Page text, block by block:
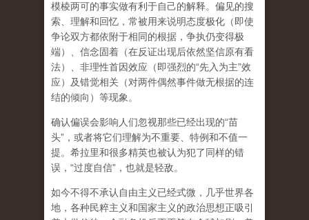
模棱两可的事实做有利于自己的解释。偏见的搜
索、理解和回忆，常被用来说明态度极化（即使
争论双方都依附于相同的根据，争执仍变得极
端）、信念固着（在反证出现后依然坚信原有看
法）、非理性首因效应（即强烈的“先入为主”效
应）及错觉相关（对两件偶然事件做无根据的连
结的倾向）等现象。
确认偏误会影响人们忽视那些已经出现的“苗
头”，或者将它们理解为不重要、特例和不值一
提。希拉里和很多精英也被认为犯了同样的错
误，“过度自信”，也就是轻敌。
如今不得不承认自由主义已经式微，几乎世界各
地，各种民粹主义和国家主义的政治思想正吸引